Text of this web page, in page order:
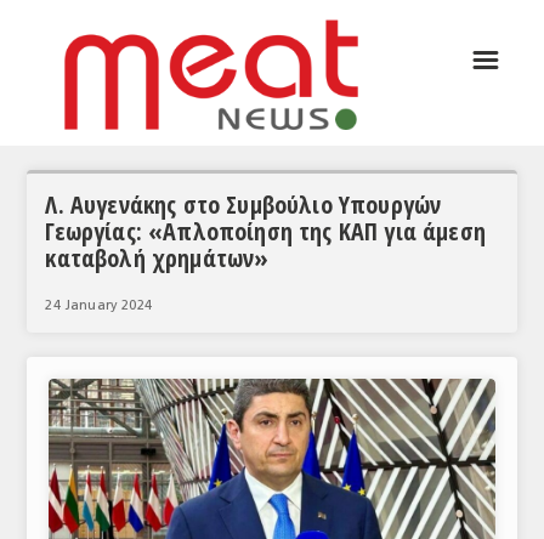
ΣΥΝΕΝΤΕΥΞΕΙΣ
ΚΟΣΜΟΣ
ΕΙΔΗΣΕΙΣ
ΕΥΡΩΠΑΪΚΕΣ ΑΠΟΦΑΣΕΙΣ
ΘΕΜΑΤΑ
☰
Λ. Αυγενάκης στο Συμβούλιο Υπουργών
Γεωργίας: «Απλοποίηση της ΚΑΠ για άμεση
καταβολή χρημάτων»
24 January 2024